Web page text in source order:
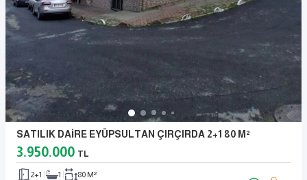
SATILIK DAİRE EYÜPSULTAN ÇIRÇIRDA 2+1 80 M²
3.950.000 TL
2+1 1 80 M²